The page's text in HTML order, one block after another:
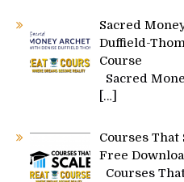
Sacred
Duffield-
Course
Sacred
[…]
Courses
Free
Courses